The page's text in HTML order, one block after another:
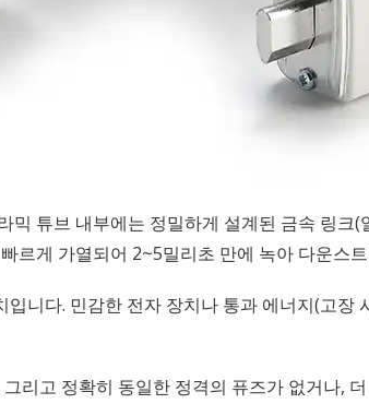
튜브 내부에는 정밀하게 설계된 금속 링크
르게 가열되어 2~5밀리초 만에 녹아 다운스
니다. 민감한 전자 장치나 통과 에너지(고
리고 정확히 동일한 정격의 퓨즈가 없거나,